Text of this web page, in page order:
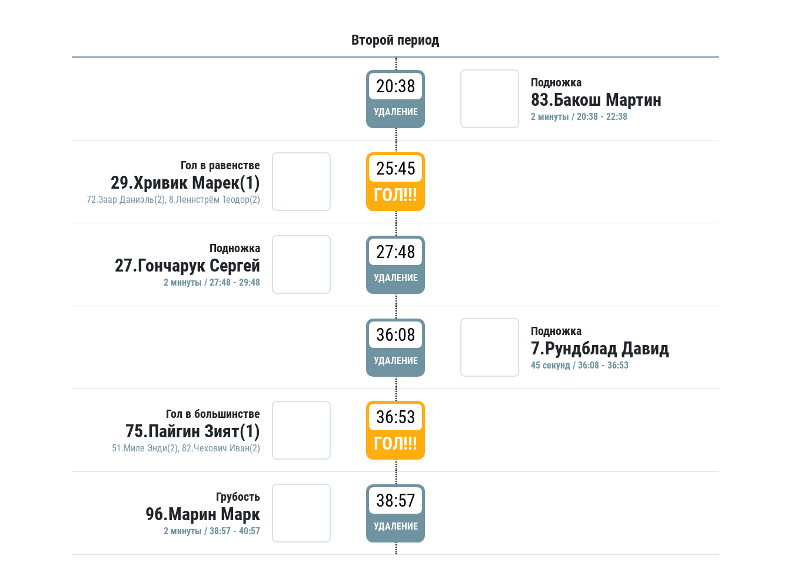
Второй период
20:38
УДАЛЕНИЕ
Подножка
83.Бакош Мартин
2 минуты / 20:38 - 22:38
Гол в равенстве
29.Хривик Марек(1)
72.Заар Даниэль(2), 8.Леннстрём Теодор(2)
25:45
ГОЛ!!!
Подножка
27.Гончарук Сергей
2 минуты / 27:48 - 29:48
27:48
УДАЛЕНИЕ
36:08
УДАЛЕНИЕ
Подножка
7.Рундблад Давид
45 секунд / 36:08 - 36:53
Гол в большинстве
75.Пайгин Зият(1)
51.Миле Энди(2), 82.Чехович Иван(2)
36:53
ГОЛ!!!
Грубость
96.Марин Марк
2 минуты / 38:57 - 40:57
38:57
УДАЛЕНИЕ